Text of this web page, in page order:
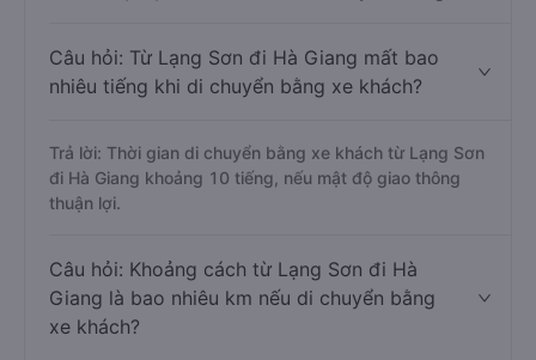
Câu hỏi: Từ Lạng Sơn đi Hà Giang mất bao
nhiêu tiếng khi di chuyển bằng xe khách?
Trả lời: Thời gian di chuyển bằng xe khách từ Lạng Sơn
đi Hà Giang khoảng 10 tiếng, nếu mật độ giao thông
thuận lợi.
Câu hỏi: Khoảng cách từ Lạng Sơn đi Hà
Giang là bao nhiêu km nếu di chuyển bằng
xe khách?